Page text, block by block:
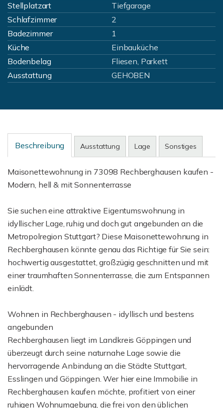
Stellplatzart
Tiefgarage
Schlafzimmer
2
Badezimmer
1
Küche
Einbauküche
Bodenbelag
Fliesen, Parkett
Ausstattung
GEHOBEN
Beschreibung Ausstattung Lage Sonstiges
Maisonettewohnung in 73098 Rechberghausen kaufen -
Modern, hell & mit Sonnenterrasse
Sie suchen eine attraktive Eigentumswohnung in
idyllischer Lage, ruhig und doch gut angebunden an die
Metropolregion Stuttgart? Diese Maisonettewohnung in
Rechberghausen könnte genau das Richtige für Sie sein:
hochwertig ausgestattet, großzügig geschnitten und mit
einer traumhaften Sonnenterrasse, die zum Entspannen
einlädt.
Wohnen in Rechberghausen - idyllisch und bestens
angebunden
Rechberghausen liegt im Landkreis Göppingen und
überzeugt durch seine naturnahe Lage sowie die
hervorragende Anbindung an die Städte Stuttgart,
Esslingen und Göppingen. Wer hier eine Immobilie in
Rechberghausen kaufen möchte, profitiert von einer
ruhigen Wohnumgebung, die frei von den üblichen